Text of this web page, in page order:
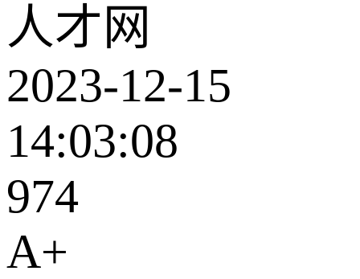
人才网
2023-12-15
14:03:08
974
A+